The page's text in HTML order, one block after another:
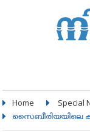
Home Special
സൈബീരിയയിലെ